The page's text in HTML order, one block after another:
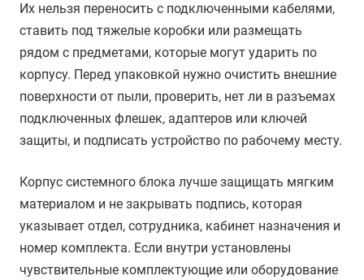
Их нельзя переносить с подключенными кабелями,
ставить под тяжелые коробки или размещать
рядом с предметами, которые могут ударить по
корпусу. Перед упаковкой нужно очистить внешние
поверхности от пыли, проверить, нет ли в разъемах
подключенных флешек, адаптеров или ключей
защиты, и подписать устройство по рабочему месту.
Корпус системного блока лучше защищать мягким
материалом и не закрывать подпись, которая
указывает отдел, сотрудника, кабинет назначения и
номер комплекта. Если внутри установлены
чувствительные комплектующие или оборудование